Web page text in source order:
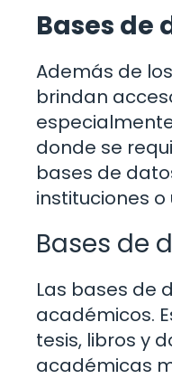
Bases de
Además de
brindan
donde se
bases de
instituciones
Bases de
Las bases de
académicos.
tesis, libros y
académicas